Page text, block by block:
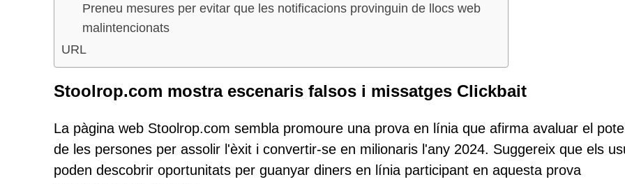
Preneu mesures per evitar que les notificacions provinguin de llocs web
malintencionats
URL
Stoolrop.com mostra escenaris falsos i missatges Clickbait
La pàgina web Stoolrop.com sembla promoure una prova en línia que afirma avaluar el
de les persones per assolir l'èxit i convertir-se en milionaris l'any 2024. Suggereix que els
poden descobrir oportunitats per guanyar diners en línia participant en aquesta prova